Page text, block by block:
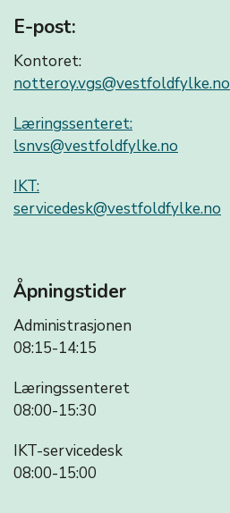
E-post:
Kontoret:
notteroy.vgs@vestfoldfylke.no
Læringssenteret:
lsnvs@vestfoldfylke.no
IKT:
servicedesk@vestfoldfylke.no
Åpningstider
Administrasjonen
08:15-14:15
Læringssenteret
08:00-15:30
IKT-servicedesk
08:00-15:00